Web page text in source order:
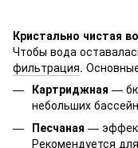
Кристально чистая
фильтрация.
Картриджная —
небольших
Песчаная —
Рекомендуется